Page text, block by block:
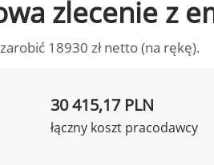
zlecenie z
18930 zł netto (na rękę).
30 415,17 PLN
łączny koszt pracodawcy